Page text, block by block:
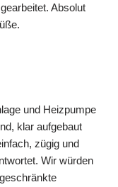
Absolut
und Heizpumpe
klar aufgebaut
zügig und
Wir würden